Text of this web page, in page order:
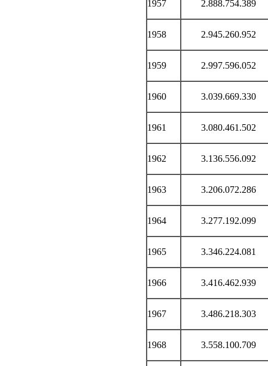
1957 2.888.754.389
1958 2.945.260.952
1959 2.997.596.052
1960 3.039.669.330
1961 3.080.461.502
1962 3.136.556.092
1963 3.206.072.286
1964 3.277.192.099
1965 3.346.224.081
1966 3.416.462.939
1967 3.486.218.303
1968 3.558.100.709